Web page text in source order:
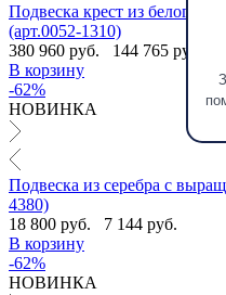
Подвеска крест из белого
(арт.0052-1310)
380 960 руб.
144 765 руб.
В корзину
-62%
НОВИНКА
Подвеска из серебра с
4380)
18 800 руб.
7 144 руб.
В корзину
-62%
НОВИНКА